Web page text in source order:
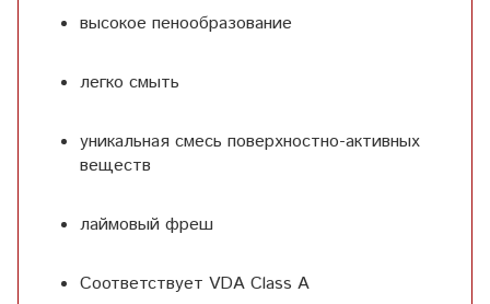
высокое пенообразование
легко смыть
уникальная смесь поверхностно-активных
веществ
лаймовый фреш
Соответствует VDA Class A